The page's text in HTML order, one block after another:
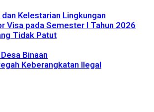
Kelestarian Lingkungan
Visa pada Semester I Tahun 2026
Tidak Patut
Binaan
Keberangkatan Ilegal